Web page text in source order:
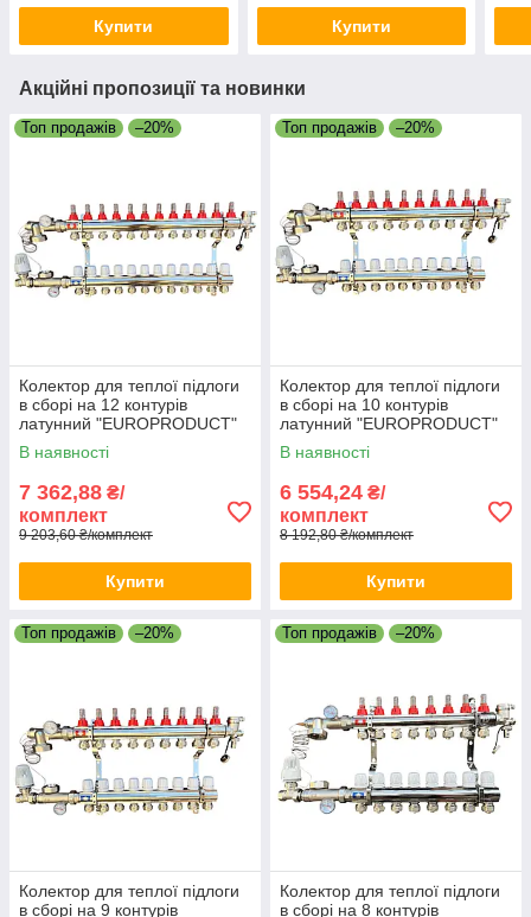
Купити Купити
Акційні пропозиції та новинки
Топ продажів –20%
Колектор для теплої підлоги
в сборі на 12 контурів
латунний "EUROPRODUCT"
В наявності
7 362,88 ₴/
комплект
9 203,60 ₴/комплект
Купити
Топ продажів –20%
Колектор для теплої підлоги
в сборі на 10 контурів
латунний "EUROPRODUCT"
В наявності
6 554,24 ₴/
комплект
8 192,80 ₴/комплект
Купити
Топ продажів –20%
Колектор для теплої підлоги
в сборі на 9 контурів
Топ продажів –20%
Колектор для теплої підлоги
в сборі на 8 контурів